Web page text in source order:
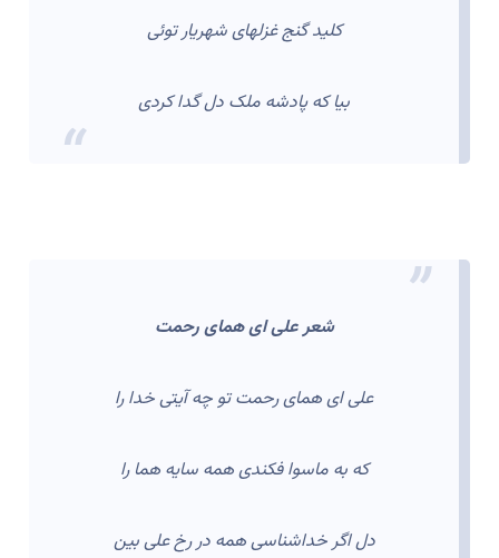
کلید گنج غزلهای شهریار توئی
بیا که پادشه ملک دل گدا کردی
شعر علی ای همای رحمت
علی ای همای رحمت تو چه آیتی خدا را
که به ماسوا فکندی همه سایه هما را
دل اگر خداشناسی همه در رخ علی بین